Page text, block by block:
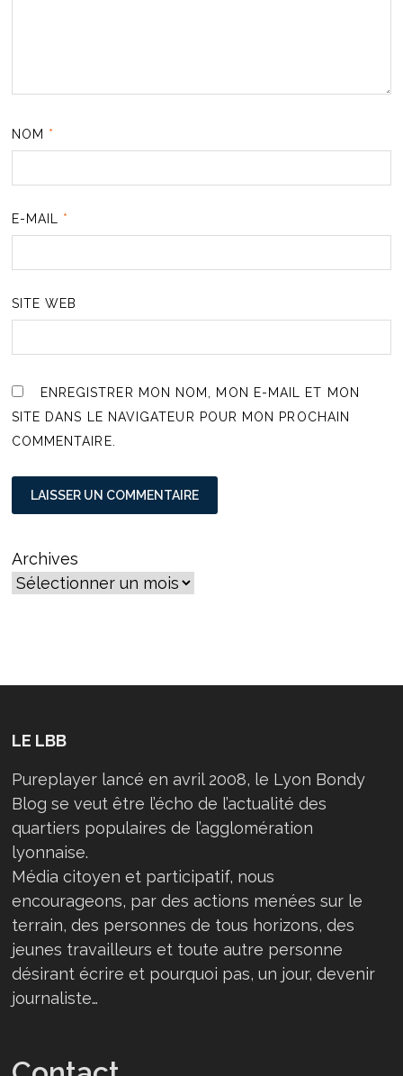
NOM *
E-MAIL *
SITE WEB
ENREGISTRER MON NOM, MON E-MAIL ET MON
SITE DANS LE NAVIGATEUR POUR MON PROCHAIN
COMMENTAIRE.
Archives
LE LBB
Pureplayer lancé en avril 2008, le Lyon Bondy
Blog se veut être l’écho de l’actualité des
quartiers populaires de l’agglomération
lyonnaise.
Média citoyen et participatif, nous
encourageons, par des actions menées sur le
terrain, des personnes de tous horizons, des
jeunes travailleurs et toute autre personne
désirant écrire et pourquoi pas, un jour, devenir
journaliste…